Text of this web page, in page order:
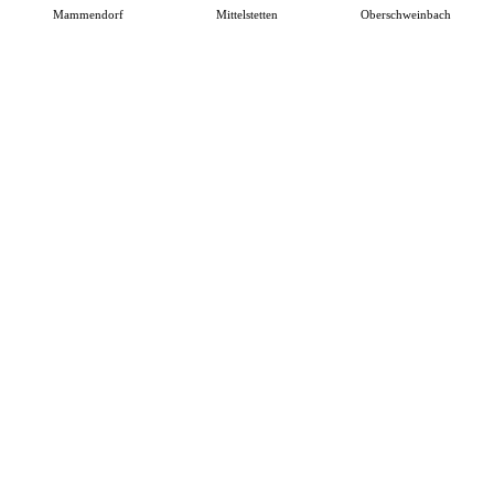
Mammendorf Mittelstetten Oberschweinbach